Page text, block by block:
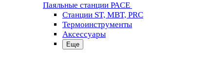
Паяльные станции PACE
Станции ST, MBT, PRC
Термоинструменты
Аксессуары
Еще